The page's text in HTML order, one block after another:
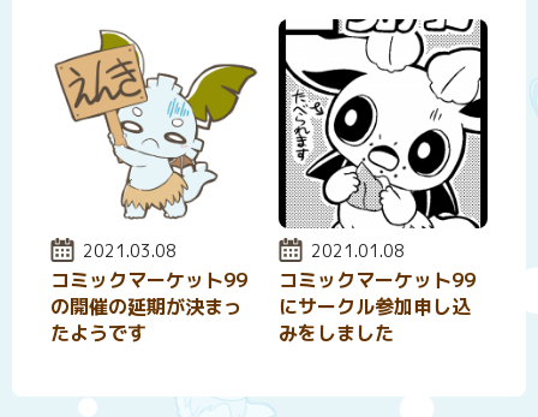
投稿日:
2021.03.08
コミックマーケット99
の開催の延期が決まっ
たようです
投稿日:
2021.01.08
コミックマーケット99
にサークル参加申し込
みをしました